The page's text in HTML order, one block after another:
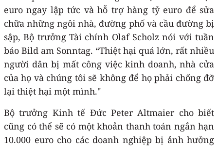
euro ngay lập tức và hỗ trợ hàng tỷ euro để sửa
chữa những ngôi nhà, đường phố và cầu đường bị
sập, Bộ trưởng Tài chính Olaf Scholz nói với tuần
báo Bild am Sonntag. “Thiệt hại quá lớn, rất nhiều
người dân bị mất công việc kinh doanh, nhà cửa
của họ và chúng tôi sẽ không để họ phải chống đỡ
lại thiệt hại một mình."
Bộ trưởng Kinh tế Đức Peter Altmaier cho biết
cũng có thể sẽ có một khoản thanh toán ngắn hạn
10.000 euro cho các doanh nghiệp bị ảnh hưởng